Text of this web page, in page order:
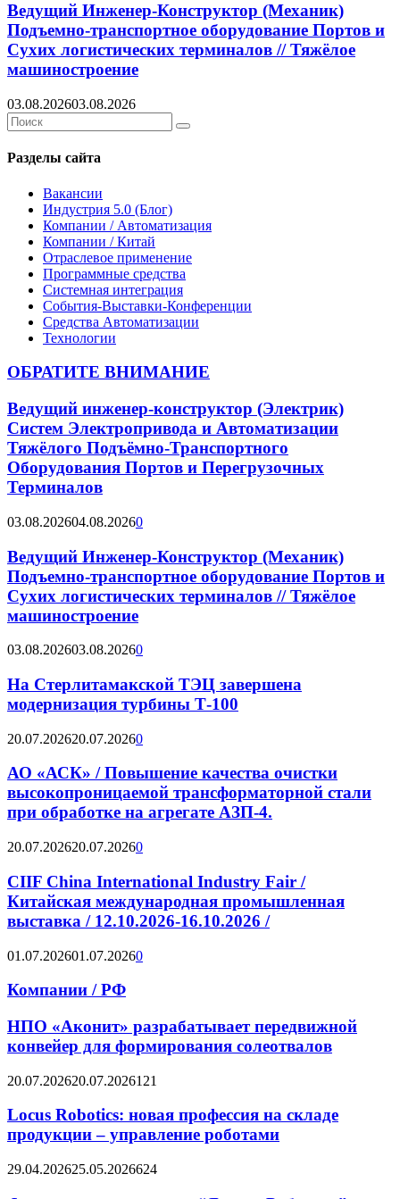
Ведущий Инженер-Конструктор (Механик)
Подъемно-транспортное оборудование Портов и
Сухих логистических терминалов // Тяжёлое
машиностроение
03.08.202603.08.2026
Search
for:
Search
Разделы сайта
Вакансии
Индустрия 5.0 (Блог)
Компании / Автоматизация
Компании / Китай
Отраслевое применение
Программные средства
Системная интеграция
События-Выставки-Конференции
Средства Автоматизации
Технологии
ОБРАТИТЕ ВНИМАНИЕ
Ведущий инженер-конструктор (Электрик)
Систем Электропривода и Автоматизации
Тяжёлого Подъёмно-Транспортного
Оборудования Портов и Перегрузочных
Терминалов
03.08.202604.08.20260
Ведущий Инженер-Конструктор (Механик)
Подъемно-транспортное оборудование Портов и
Сухих логистических терминалов // Тяжёлое
машиностроение
03.08.202603.08.20260
На Стерлитамакской ТЭЦ завершена
модернизация турбины Т-100
20.07.202620.07.20260
АО «АСК» / Повышение качества очистки
высокопроницаемой трансформаторной стали
при обработке на агрегате АЗП-4.
20.07.202620.07.20260
CIIF China International Industry Fair /
Китайская международная промышленная
выставка / 12.10.2026-16.10.2026 /
01.07.202601.07.20260
Компании / РФ
НПО «Аконит» разрабатывает передвижной
конвейер для формирования солеотвалов
20.07.202620.07.2026121
Locus Robotics: новая профессия на складе
продукции – управление роботами
29.04.202625.05.2026624